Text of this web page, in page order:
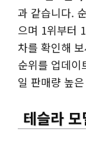
과 같습니다.
으며 1위부터
차를 확인해
순위를 업데이
일 판매량 높
테슬라 모